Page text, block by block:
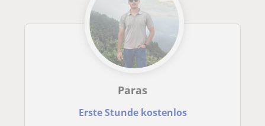
Paras
Erste Stunde kostenlos